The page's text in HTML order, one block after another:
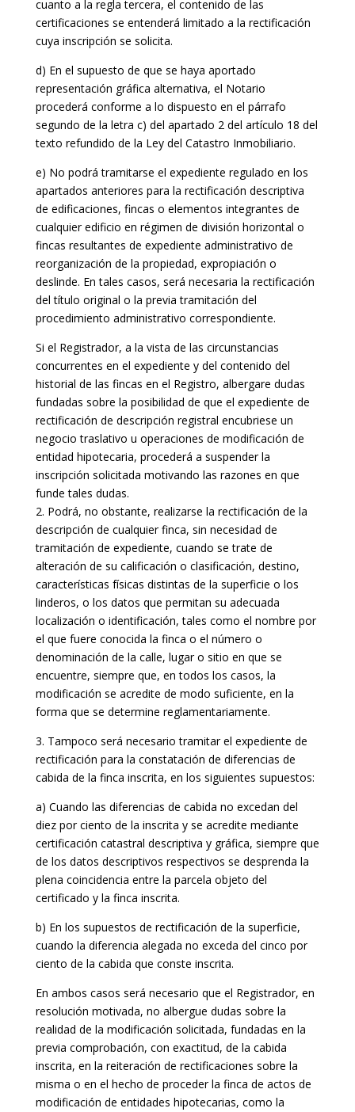
cuanto a la regla tercera, el contenido de las
certificaciones se entenderá limitado a la rectificación
cuya inscripción se solicita.
d) En el supuesto de que se haya aportado
representación gráfica alternativa, el Notario
procederá conforme a lo dispuesto en el párrafo
segundo de la letra c) del apartado 2 del artículo 18 del
texto refundido de la Ley del Catastro Inmobiliario.
e) No podrá tramitarse el expediente regulado en los
apartados anteriores para la rectificación descriptiva
de edificaciones, fincas o elementos integrantes de
cualquier edificio en régimen de división horizontal o
fincas resultantes de expediente administrativo de
reorganización de la propiedad, expropiación o
deslinde. En tales casos, será necesaria la rectificación
del título original o la previa tramitación del
procedimiento administrativo correspondiente.
Si el Registrador, a la vista de las circunstancias
concurrentes en el expediente y del contenido del
historial de las fincas en el Registro, albergare dudas
fundadas sobre la posibilidad de que el expediente de
rectificación de descripción registral encubriese un
negocio traslativo u operaciones de modificación de
entidad hipotecaria, procederá a suspender la
inscripción solicitada motivando las razones en que
funde tales dudas.
2. Podrá, no obstante, realizarse la rectificación de la
descripción de cualquier finca, sin necesidad de
tramitación de expediente, cuando se trate de
alteración de su calificación o clasificación, destino,
características físicas distintas de la superficie o los
linderos, o los datos que permitan su adecuada
localización o identificación, tales como el nombre por
el que fuere conocida la finca o el número o
denominación de la calle, lugar o sitio en que se
encuentre, siempre que, en todos los casos, la
modificación se acredite de modo suficiente, en la
forma que se determine reglamentariamente.
3. Tampoco será necesario tramitar el expediente de
rectificación para la constatación de diferencias de
cabida de la finca inscrita, en los siguientes supuestos:
a) Cuando las diferencias de cabida no excedan del
diez por ciento de la inscrita y se acredite mediante
certificación catastral descriptiva y gráfica, siempre que
de los datos descriptivos respectivos se desprenda la
plena coincidencia entre la parcela objeto del
certificado y la finca inscrita.
b) En los supuestos de rectificación de la superficie,
cuando la diferencia alegada no exceda del cinco por
ciento de la cabida que conste inscrita.
En ambos casos será necesario que el Registrador, en
resolución motivada, no albergue dudas sobre la
realidad de la modificación solicitada, fundadas en la
previa comprobación, con exactitud, de la cabida
inscrita, en la reiteración de rectificaciones sobre la
misma o en el hecho de proceder la finca de actos de
modificación de entidades hipotecarias, como la